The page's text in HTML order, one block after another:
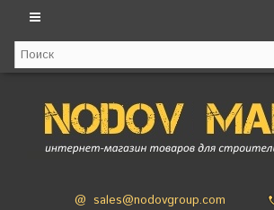
@ sales@nodovgroup.com